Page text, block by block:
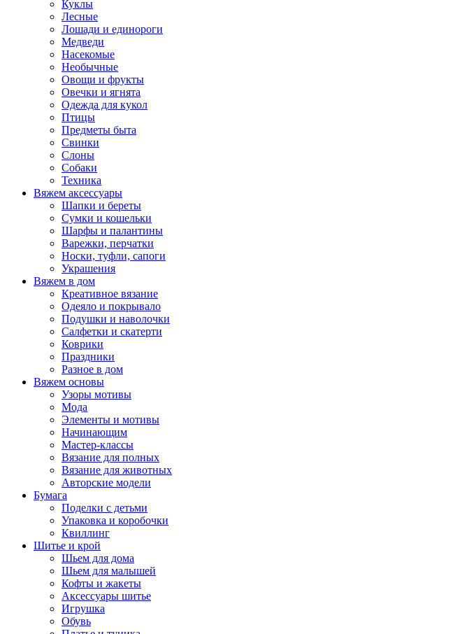
Куклы
Лесные
Лошади и единороги
Медведи
Насекомые
Необычные
Овощи и фрукты
Овечки и ягнята
Одежда для кукол
Птицы
Предметы быта
Свинки
Слоны
Собаки
Техника
Вяжем аксессуары
Шапки и береты
Сумки и кошельки
Шарфы и палантины
Варежки, перчатки
Носки, туфли, сапоги
Украшения
Вяжем в дом
Креативное вязание
Одеяло и покрывало
Подушки и наволочки
Салфетки и скатерти
Коврики
Праздники
Разное в дом
Вяжем основы
Узоры мотивы
Мода
Элементы и мотивы
Начинающим
Мастер-классы
Вязание для полных
Вязание для животных
Авторские модели
Бумага
Поделки с детьми
Упаковка и коробочки
Квиллинг
Шитье и крой
Шьем для дома
Шьем для малышей
Кофты и жакеты
Аксессуары шитье
Игрушка
Обувь